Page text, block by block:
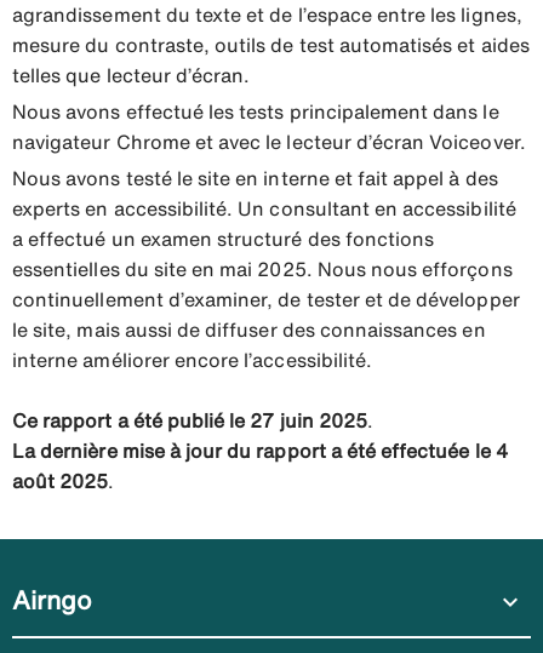
agrandissement du texte et de l’espace entre les lignes,
mesure du contraste, outils de test automatisés et aides
telles que lecteur d’écran.
Nous avons effectué les tests principalement dans le
navigateur Chrome et avec le lecteur d’écran Voiceover.
Nous avons testé le site en interne et fait appel à des
experts en accessibilité. Un consultant en accessibilité
a effectué un examen structuré des fonctions
essentielles du site en mai 2025. Nous nous efforçons
continuellement d’examiner, de tester et de développer
le site, mais aussi de diffuser des connaissances en
interne améliorer encore l’accessibilité.
Ce rapport a été publié le 27 juin 2025.
La dernière mise à jour du rapport a été effectuée le 4
août 2025
Airngo expand_more